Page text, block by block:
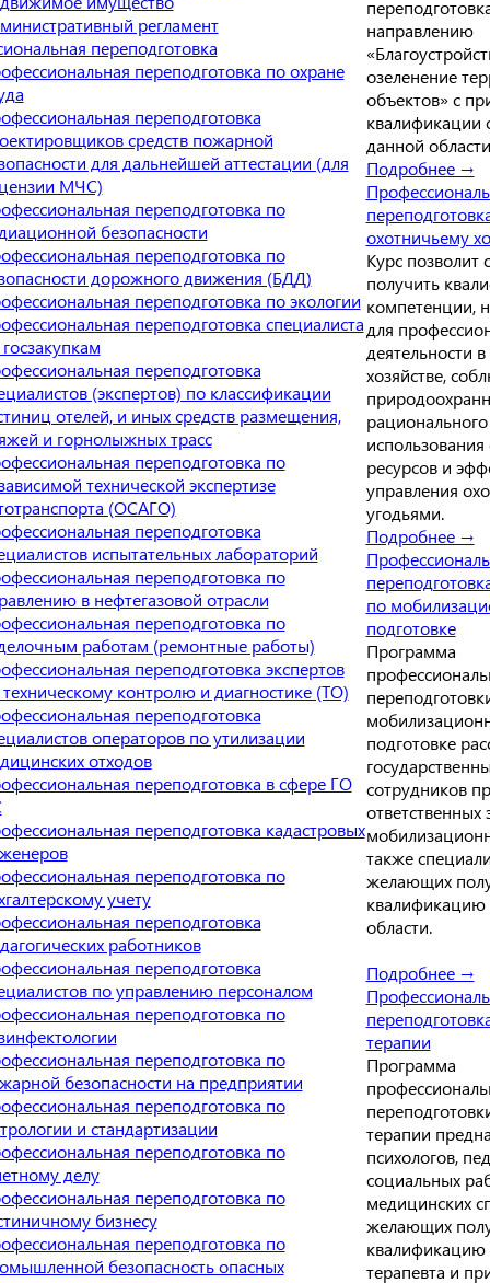
регламент
переподготовка
переподготовка по охране
переподготовка
средств пожарной
для дальнейшей аттестации (для
МЧС)
переподготовка по
безопасности
переподготовка по
дорожного движения (БДД)
переподготовка по экологии
переподготовка специалиста
переподготовка
(экспертов) по классификации
отелей, и иных средств размещения,
и горнолыжных трасс
переподготовка по
технической экспертизе
(ОСАГО)
переподготовка
испытательных лабораторий
переподготовка по
в нефтегазовой отрасли
переподготовка по
работам (ремонтные работы)
переподготовка экспертов
контролю и диагностике (ТО)
переподготовка
операторов по утилизации
отходов
переподготовка в сфере ГО
переподготовка кадастровых
переподготовка по
учету
переподготовка
работников
переподготовка
по управлению персоналом
переподготовка по
переподготовка по
безопасности на предприятии
переподготовка по
и стандартизации
переподготовка по
делу
переподготовка по
бизнесу
переподготовка по
безопасность опасных
направлению
озеленение
объектов» с
квалификации
данной
Подробнее →
охотничьему
Курс позволит
получить
компетенции,
для
деятельности
хозяйстве,
рационального
ресурсов и
управления
угодьями.
Подробнее →
по
подготовке
Программа
подготовке
сотрудников
ответственных
также
желающих
квалификацию
области.
Подробнее →
терапии
Программа
терапии
психологов,
социальных
медицинских
желающих
квалификацию
терапевта и